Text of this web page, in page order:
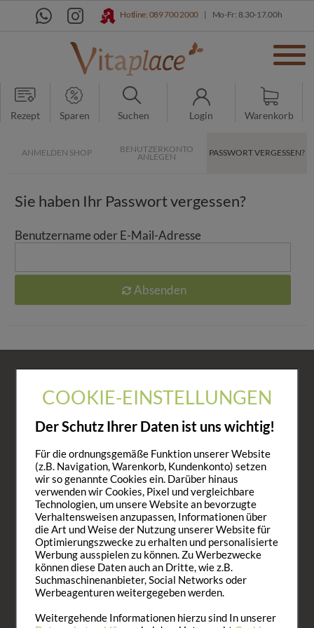
COOKIE-EINSTELLUNGEN
Der Schutz Ihrer Daten ist uns wichtig!
Für die ordnungsgemäße Funktion unserer Website
(z.B. Navigation, Warenkorb, Kundenkonto) setzen
wir so genannte Cookies ein. Darüber hinaus
verwenden wir Cookies, Pixel und vergleichbare
Technologien, um unsere Website an bevorzugte
Verhaltensweisen anzupassen, Informationen über
die Art und Weise der Nutzung unserer Website für
Optimierungszwecke zu erhalten und personalisierte
Werbung ausspielen zu können. Zu Werbezwecke
können diese Daten auch an Dritte, wie z.B.
Suchmaschinenanbieter, Social Networks oder
Werbeagenturen weitergegeben werden.
Weitergehende Informationen hierzu sind In unserer
Hotline: 089 700 2000 | Mo-Fr: 8.30-17.00h
Rezept Sparen Suchen Login Warenkorb
ANMELDEN SHOP BENUTZERKONTO
ANLEGEN PASSWORT VERGESSEN?
Sie haben Ihr Passwort vergessen?
Benutzername oder E-Mail-Adresse
Absenden
KONTAKT
Kostenlose Fachberatung.
Wir helfen weiter!
Mo. - Fr.: 10:00 - 16:00
089 700 2000
Tel. Rückrufservice
E-Mail: service@vitaplace.de
HILFE
AGB
Versandkosten
Zahlungsoptionen
Widerruf
Rücksendung